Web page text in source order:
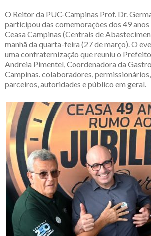
O Reitor da PUC-Campinas Prof. Dr.
participou das comemorações dos 49 anos
Ceasa Campinas (Centrais de
manhã da quarta-feira (27 de março). O
uma confraternização que reuniu o
Andreia Pimentel, Coordenadora da
Campinas. colaboradores,
parceiros, autoridades e público em geral.